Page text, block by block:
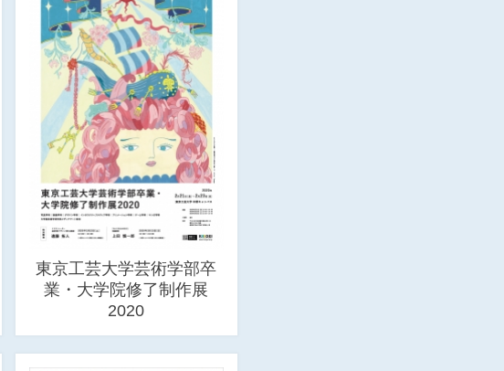
東京工芸大学芸術学部卒
業・大学院修了制作展
2020